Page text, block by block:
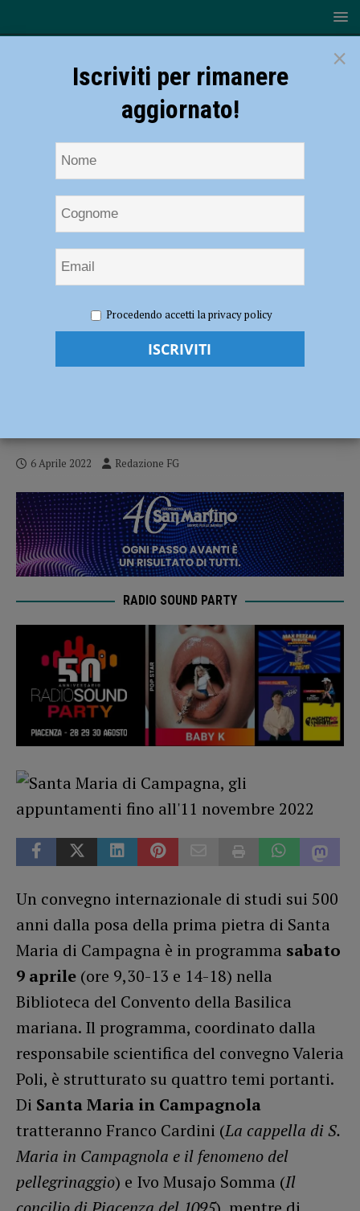
anni di Santa Maria di Campagna, sabato il convegno internazionale
con dieci studiosi
Celebrazioni dei 500 anni di Santa Maria
6 Aprile 2022 Redazione FG
RADIO SOUND PARTY
Un convegno internazionale di studi sui 500
anni dalla posa della prima pietra di Santa
Maria di Campagna è in programma sabato
9 aprile (ore 9,30-13 e 14-18) nella
Biblioteca del Convento della Basilica
mariana. Il programma, coordinato dalla
responsabile scientifica del convegno Valeria
Poli, è strutturato su quattro temi portanti.
Di SantaMaria in Campagnola
tratteranno Franco Cardini (La cappella di S.
Maria in Campagnola e il fenomeno del
pellegrinaggio) e Ivo Musajo Somma (Il
×
Iscriviti per rimanere
aggiornato!
Procedendo accetti la privacy policy